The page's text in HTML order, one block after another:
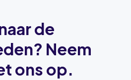
de
Neem
ons op.